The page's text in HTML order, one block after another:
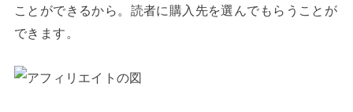
ことができるから。読者に購入先を選んでもらうことが
できます。